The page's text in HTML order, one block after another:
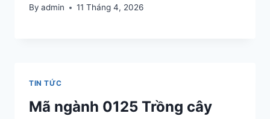
By admin 11 Tháng 4, 2026
TIN TỨC
Mã ngành 0125 Trồng cây